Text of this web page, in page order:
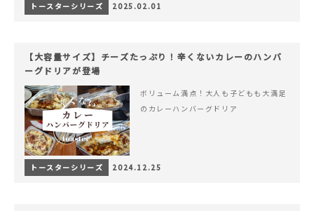
トースターシリーズ 2025.02.01
【大容量サイズ】チーズたっぷり！辛くないカレーのハンバ
ーグドリアが登場
ボリューム満点！大人も子どもも大満足
のカレーハンバーグドリア
トースターシリーズ 2024.12.25